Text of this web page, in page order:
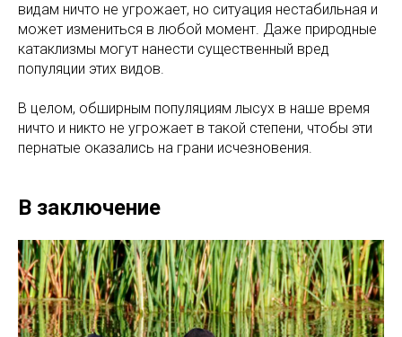
видам ничто не угрожает, но ситуация нестабильная и
может измениться в любой момент. Даже природные
катаклизмы могут нанести существенный вред
популяции этих видов.
В целом, обширным популяциям лысух в наше время
ничто и никто не угрожает в такой степени, чтобы эти
пернатые оказались на грани исчезновения.
В заключение